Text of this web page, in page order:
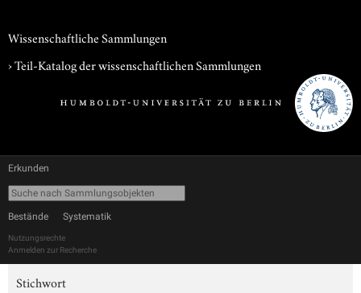
Wissenschaftliche Sammlungen
› Teil-Katalog der wissenschaftlichen Sammlungen
Erkunden
Bestände Systematik
Nutzungsrechte
Anmelden zur Recherche
Stichwort